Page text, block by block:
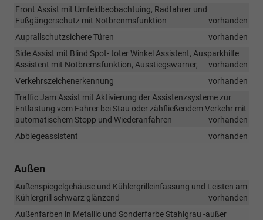
Front Assist mit Umfeldbeobachtuing, Radfahrer und
Fußgängerschutz mit Notbrenmsfunktion
vorhanden
Auprallschutzsichere Türen
vorhanden
Side Assist mit Blind Spot- toter Winkel Assistent, Ausparkhilfe
Assistent mit Notbremsfunktion, Ausstiegswarner,
vorhanden
Verkehrszeichenerkennung
vorhanden
Traffic Jam Assist mit Aktivierung der Assistenzsysteme zur
Entlastung vom Fahrer bei Stau oder zähfließendem Verkehr mit
automatischem Stopp und Wiederanfahren
vorhanden
Abbiegeassistent
vorhanden
Außen
Außenspiegelgehäuse und Kühlergrilleinfassung und Leisten am
Kühlergrill schwarz glänzend
vorhanden
Außenfarben in Metallic und Sonderfarbe Stahlgrau -außer